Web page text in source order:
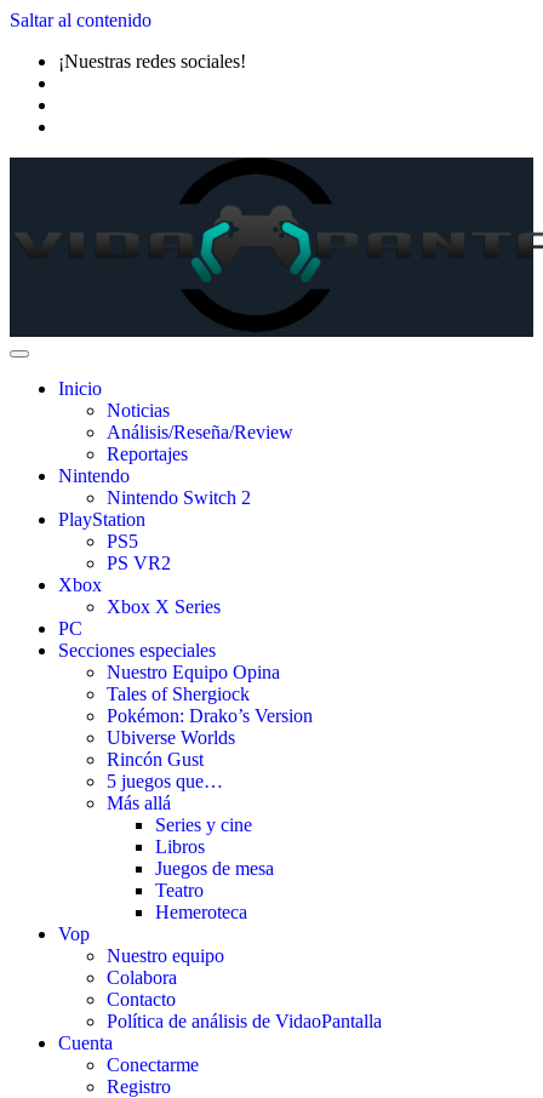
Saltar al contenido
¡Nuestras redes sociales!
Inicio
Noticias
Análisis/Reseña/Review
Reportajes
Nintendo
Nintendo Switch 2
PlayStation
PS5
PS VR2
Xbox
Xbox X Series
PC
Secciones especiales
Nuestro Equipo Opina
Tales of Shergiock
Pokémon: Drako’s Version
Ubiverse Worlds
Rincón Gust
5 juegos que…
Más allá
Series y cine
Libros
Juegos de mesa
Teatro
Hemeroteca
Vop
Nuestro equipo
Colabora
Contacto
Política de análisis de VidaoPantalla
Cuenta
Conectarme
Registro